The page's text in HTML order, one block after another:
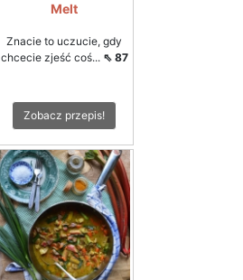
Melt
Znacie to uczucie, gdy
chcecie zjeść coś... ⇖ 87
Zobacz przepis!